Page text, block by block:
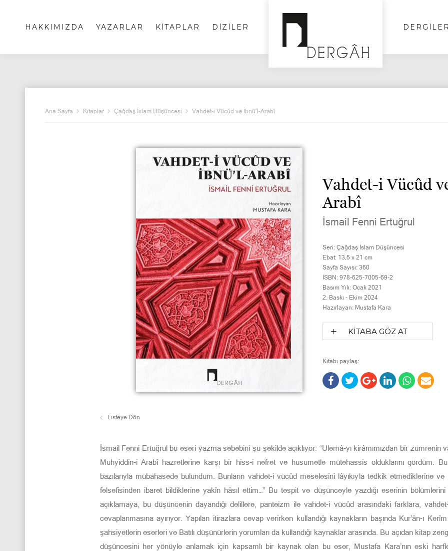
HAKKIMIZDA YAZARLAR KİTAPLAR DİZİLER DERGİLER
Ana Sayfa Kitaplar Çağdaş İslam Düşüncesi Vahdet-i Vücûd ve İbnü’l-Arabî
Vahdet-i Vücûd
Arabî
İsmail Fenni Ertuğrul
Seri: Çağdaş İslam Düşüncesi
Ebat: 13,5 x 21 cm
Sayfa Sayısı: 360
ISBN: 978-625-7005-69-2
Basım Yılı: Ocak 2021
2. Baskı - Ekim 2024
Hazırlayan: Mustafa Kara
KİTABA GÖZ AT
Kitabı paylaş:
Listeye Dön
İsmail Fenni Ertuğrul bu eseri yazma sebebini şu şekilde açıklıyor: “Ulemâ-yı kirâmımızdan bir
Muhyiddin-i Arabî hazretlerine karşı bir hiss-i nefret ve husumetle mütehassis olduklarını gördüm.
bazılarıyla mübahasede bulundum. Bunların vahdet-i vücûd meselesini lâyıkıyla tedkik etmediklerine
felsefisinden ibaret bildiklerine yakîn hâsıl ettim…” Bu tespit ve düşünceyle yazdığı eserinin
açıklamaya, bu düşüncenin dayandığı delillere, panteizm ile vahdet-i vücûd arasındaki farklara,
cevaplanmasına ayırıyor. Yapılan itirazlara cevap verirken kullandığı kaynakların başında Kur’ân-ı
şahsiyetlerin eserleri ve Batılı düşünürlerin yorumları da kullandığı kaynaklar arasında. Bu açıdan kitap
düşüncesini her yönüyle anlamak için kapsamlı bir kaynak olan bu eser, Mustafa Kara’nın eski